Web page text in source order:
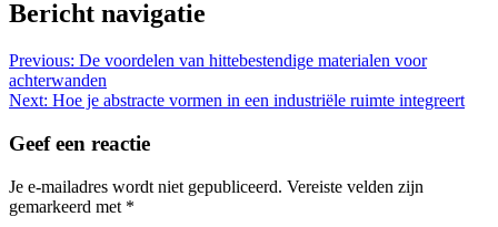
Bericht navigatie
Previous: De voordelen van hittebestendige materialen voor
achterwanden
Next: Hoe je abstracte vormen in een industriële ruimte integreert
Geef een reactie
Je e-mailadres wordt niet gepubliceerd. Vereiste velden zijn
gemarkeerd met *